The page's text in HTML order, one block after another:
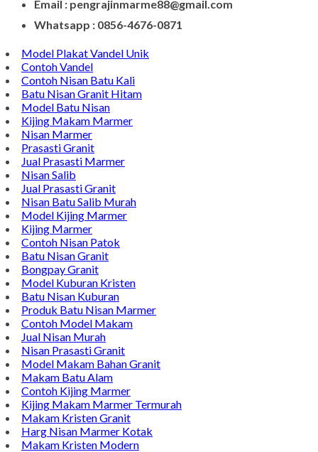
Email : pengrajinmarme88@gmail.com
Whatsapp : 0856-4676-0871
Model Plakat Vandel Unik
Contoh Vandel
Contoh Nisan Batu Kali
Batu Nisan Granit Hitam
Model Batu Nisan
Kijing Makam Marmer
Nisan Marmer
Prasasti Granit
Jual Prasasti Marmer
Nisan Salib
Jual Prasasti Granit
Nisan Batu Salib Murah
Model Kijing Marmer
Kijing Marmer
Contoh Nisan Patok
Batu Nisan Granit
Bongpay Granit
Model Kuburan Kristen
Batu Nisan Kuburan
Produk Batu Nisan Marmer
Contoh Model Makam
Jual Nisan Murah
Nisan Prasasti Granit
Model Makam Bahan Granit
Makam Batu Alam
Contoh Kijing Marmer
Kijing Makam Marmer Termurah
Makam Kristen Granit
Harg Nisan Marmer Kotak
Makam Kristen Modern